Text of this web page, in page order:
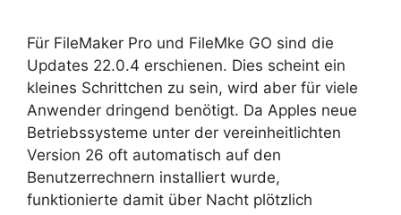
Für FileMaker Pro und FileMke GO sind die
Updates 22.0.4 erschienen. Dies scheint ein
kleines Schrittchen zu sein, wird aber für viele
Anwender dringend benötigt. Da Apples neue
Betriebssysteme unter der vereinheitlichten
Version 26 oft automatisch auf den
Benutzerrechnern installiert wurde,
funktionierte damit über Nacht plötzlich